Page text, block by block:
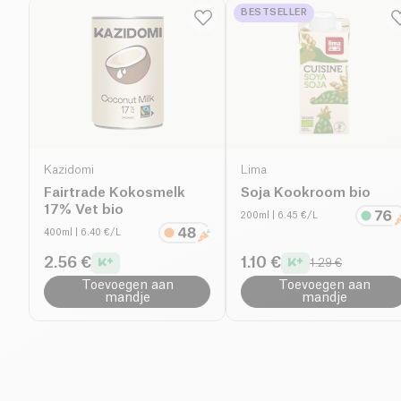
Kazidomi
Fairtrade Kokosmelk
17% Vet bio
400ml | 6.40 €/L
2.56 €
Toevoegen aan
mandje
BESTSELLER
Lima
Soja Kookroom bio
200ml | 6.45 €/L
1.10 € 1.29 €
Toevoegen aan
mandje